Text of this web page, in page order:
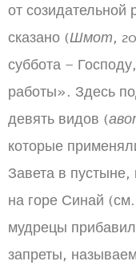
от созидательной
сказано (Шмот,
суббота –
работы». Здесь
девять видов (
которые
Завета в
на горе Синай
мудрецы
запреты,